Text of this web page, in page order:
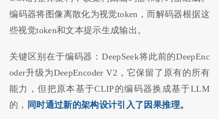
编码器将图像离散化为视觉token，而解码器根据这
些视觉token和文本提示生成输出。
关键区别在于编码器：DeepSeek将此前的DeepEnc
oder升级为DeepEncoder V2，它保留了原有的所有
能力，但把原本基于CLIP的编码器换成基于LLM
的，
同时通过新的架构设计引入了因果推理。